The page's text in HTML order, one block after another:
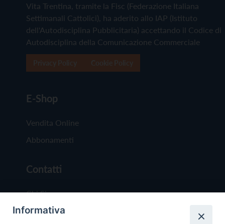
Vita Trentina, tramite la Fisc (Federazione Italiana
Settimanali Cattolici), ha aderito allo IAP (Istituto
dell'Autodisciplina Pubblicitaria) accettando il Codice di
Autodisciplina della Comunicazione Commerciale
E-Shop
Vendita Online
Abbonamenti
Contatti
Chi Siamo
Redazione
Informativa